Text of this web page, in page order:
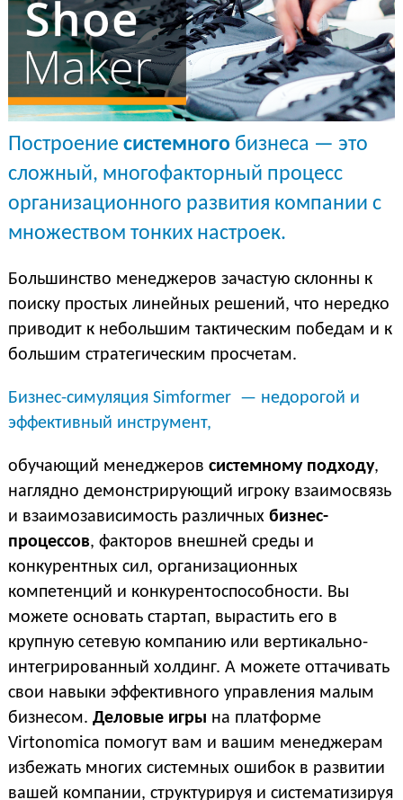
Построение системногобизнеса — это
сложный, многофакторный процесс
организационного развития компании с
множеством тонких настроек.
Большинство менеджеров зачастую склонны к
поиску простых линейных решений, что нередко
приводит к небольшим тактическим победам и к
большим стратегическим просчетам.
Бизнес-симуляция Simformer — недорогой и
эффективный инструмент,
обучающий менеджеров системному подходу,
наглядно демонстрирующий игроку взаимосвязь
и взаимозависимость различных бизнес-
процессов, факторов внешней среды и
конкурентных сил, организационных
компетенций и конкурентоспособности. Вы
можете основать стартап, вырастить его в
крупную сетевую компанию или вертикально-
интегрированный холдинг. А можете оттачивать
свои навыки эффективного управления малым
бизнесом. Деловые игры на платформе
Virtonomica помогут вам и вашим менеджерам
избежать многих системных ошибок в развитии
вашей компании, структурируя и систематизируя